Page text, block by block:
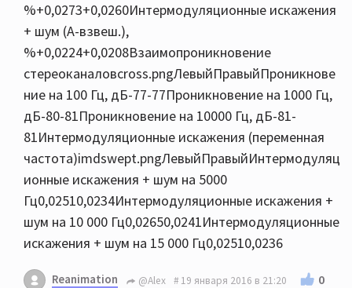
%+0,0273+0,0260Интермодуляционные искажения
+ шум (A-взвеш.),
%+0,0224+0,0208Взаимопроникновение
стереоканаловcross.pngЛевыйПравыйПроникнове
ние на 100 Гц, дБ-77-77Проникновение на 1000 Гц,
дБ-80-81Проникновение на 10000 Гц, дБ-81-
81Интермодуляционные искажения (переменная
частота)imdswept.pngЛевыйПравыйИнтермодуляц
ионные искажения + шум на 5000
Гц0,02510,0234Интермодуляционные искажения +
шум на 10 000 Гц0,02650,0241Интермодуляционные
искажения + шум на 15 000 Гц0,02510,0236
Reanimation @Alex 19 января 2016 в 21:20 0